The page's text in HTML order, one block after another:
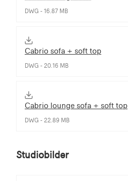
DWG - 16.87 MB
Cabrio sofa + soft top
DWG - 20.16 MB
Cabrio lounge sofa + soft top
DWG - 22.89 MB
Studiobilder